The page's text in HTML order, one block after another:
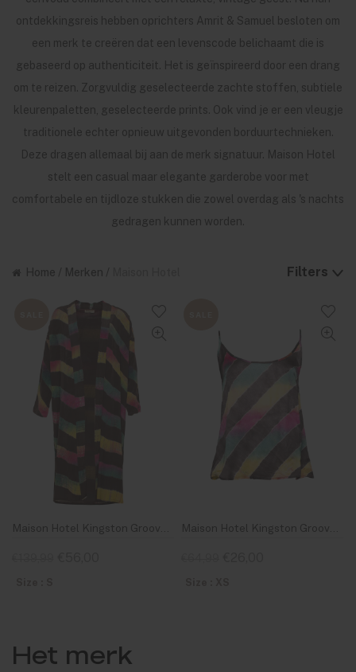
ontdekkingsreis hebben oprichters Amrit & Samuel besloten om
een merk te creëren dat een levenscode belichaamt die is
gebaseerd op authenticiteit. Het is geïnspireerd door een drang
om te reizen. Zorgvuldig geselecteerde zachte stoffen, subtiele
kleurenpaletten, geselecteerde prints. Ook vind je er een vleugje
traditionele echter opnieuw uitgevonden borduurtechnieken.
Deze dragen allemaal bij aan de merk signatuur. Maison Hotel
stelt een casual maar elegante garderobe voor met
comfortabele en tijdloze stukken die zowel overdag als 's nachts
gedragen kunnen worden.
Home Merken Filters
Maison Hotel Kingston Grooves Kali Kimono Byron Grey Maison Hotel Kingston Grooves Cami Top Byron Grey
Het merk